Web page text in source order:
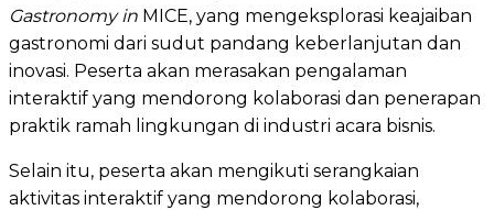
Gastronomy in MICE, yang mengeksplorasi keajaiban
gastronomi dari sudut pandang keberlanjutan dan
inovasi. Peserta akan merasakan pengalaman
interaktif yang mendorong kolaborasi dan penerapan
praktik ramah lingkungan di industri acara bisnis.
Selain itu, peserta akan mengikuti serangkaian
aktivitas interaktif yang mendorong kolaborasi,